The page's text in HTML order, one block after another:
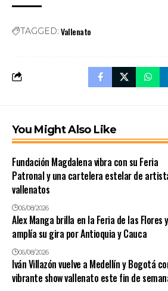
TAGGED: Vallenato
You Might Also Like
Fundación Magdalena vibra con su Feria
Patronal y una cartelera estelar de
vallenatos
06/08/2026
Alex Manga brilla en la Feria de las Flores y
amplía su gira por Antioquia y Cauca
06/08/2026
Iván Villazón vuelve a Medellín y Bogotá
vibrante show vallenato este fin de